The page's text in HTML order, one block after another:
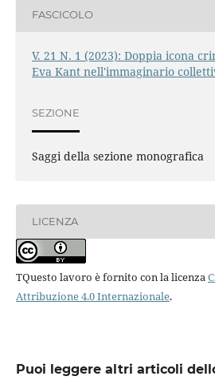
FASCICOLO
V. 21 N. 1 (2023): Doppia icona
Eva Kant nell'immaginario
SEZIONE
Saggi della sezione monografica
LICENZA
TQuesto lavoro è fornito con la licenza
Attribuzione 4.0 Internazionale.
Puoi leggere altri articoli